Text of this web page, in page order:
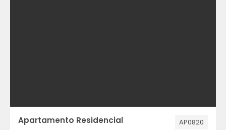
Apartamento Residencial AP0820